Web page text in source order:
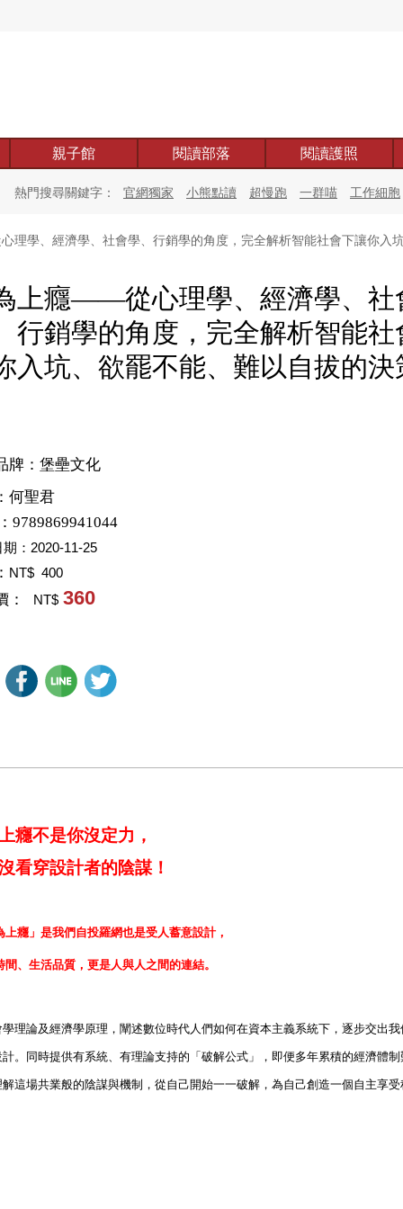
親子館 閱讀部落 閱讀護照
熱門搜尋關鍵字： 官網獨家 小熊點讀 超慢跑 一群喵 工作細胞
學、經濟學、社會學、行銷學的角度，完全解析智能社會下讓你入
上癮——從心理學、經濟學、社
行銷學的角度，完全解析智能社
入坑、欲罷不能、難以自拔的決
牌：堡壘文化
何聖君
9789869941044
： 2020-11-25
NT$ 400
： NT$ 360
癮不是你沒定力，
看穿設計者的陰謀！
癮」是我們自投羅網也是受人蓄意設計，
、生活品質，更是人與人之間的連結。
理論及經濟學原理，闡述數位時代人們如何在資本主義系統下，逐步交出
。同時提供有系統、有理論支持的「破解公式」，即便多年累積的經濟體
這場共業般的陰謀與機制，從自己開始一一破解，為自己創造一個自主享